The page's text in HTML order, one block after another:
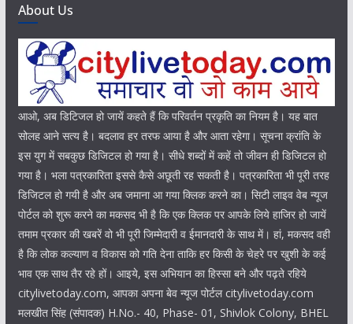
About Us
आओ, अब डिटिजल हो जायें कहते हैं कि परिवर्तन प्रकृति का नियम है। यह बात
सोलह आने सत्य है। बदलाव हर तरफ आया है और आता रहेगा। सूचना क्रांति के
इस युग में सबकुछ डिजिटल हो गया है। सीधे शब्दों में कहें तो जीवन ही डिजिटल हो
गया है। भला पत्रकारिता इससे कैसे अछूती रह सकती है। पत्रकारिता भी पूरी तरह
डिजिटल हो गयी है और अब जमाना आ गया क्लिक करने का। सिटी लाइव वेब न्यूज
पोर्टल को शुरू करने का मकसद भी है कि एक क्लिक पर आपके लिये हाजिर हो जायें
तमाम प्रकार की खबरें वो भी पूरी जिम्मेदारी व ईमानदारी के साथ में। हां, मकसद वही
है कि लोक कल्याण व विकास को गति देना ताकि हर किसी के चेहरे पर खुशी के कई
भाव एक साथ तैर रहे हों। आइये, इस अभियान का हिस्सा बने और पढ़ते रहिये
citylivetoday.com, आपका अपना बेव न्यूज पोर्टल citylivetoday.com
मलखीत सिंह (संपादक) H.No.- 40, Phase- 01, Shivlok Colony, BHEL